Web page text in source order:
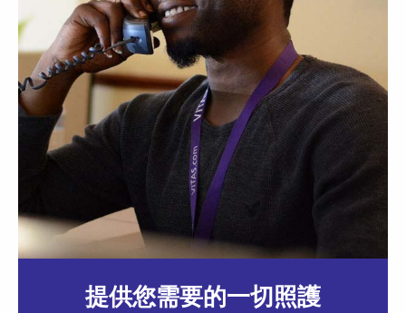
提供您需要的一切照護